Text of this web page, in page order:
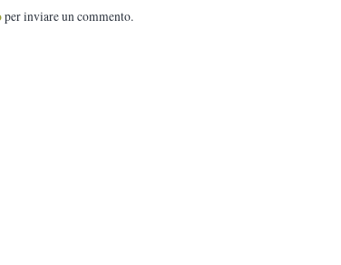
per inviare un commento.